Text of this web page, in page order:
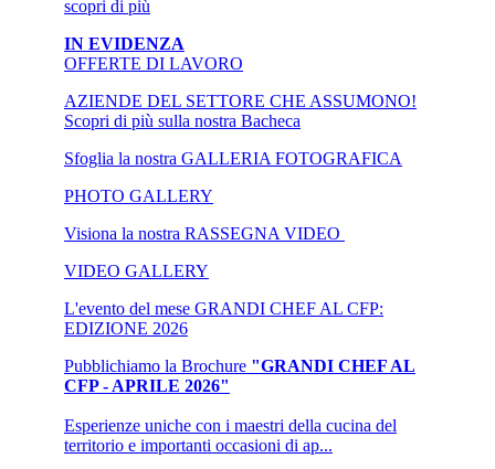
scopri di più
IN EVIDENZA
OFFERTE DI LAVORO
AZIENDE DEL SETTORE CHE ASSUMONO!
Scopri di più sulla nostra Bacheca
Sfoglia la nostra GALLERIA FOTOGRAFICA
PHOTO GALLERY
Visiona la nostra RASSEGNA VIDEO
VIDEO GALLERY
L'evento del mese GRANDI CHEF AL CFP:
EDIZIONE 2026
Pubblichiamo la Brochure "GRANDI CHEF AL
CFP - APRILE 2026"
Esperienze uniche con i maestri della cucina del
territorio e importanti occasioni di ap...